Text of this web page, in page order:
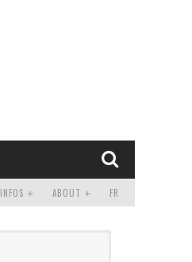
INFOS ABOUT FR